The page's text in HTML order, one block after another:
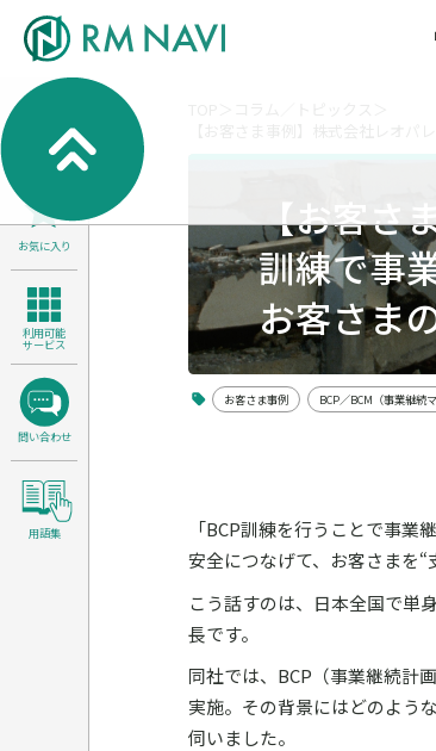
サステナビリティ経営
医療／介護／障害福祉
製品安全・食品安全
検索
お気に入り
利用可能
サービス
問い合わせ
用語集
【お客さ
訓練で事
お客さま
お客さま事例 BCP／BCM（事業継続
「BCP訓練を行うことで事
安全につなげて、お客さまを“
こう話すのは、日本全国で単
長です。
同社では、BCP（事業継続計
実施。その背景にはどのよう
伺いました。